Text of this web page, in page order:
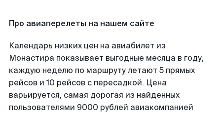
Про авиаперелеты на нашем сайте
Календарь низких цен на авиабилет из
Монастира показывает выгодные месяца в году,
каждую неделю по маршруту летают 5 прямых
рейсов и 10 рейсов с пересадкой. Цена
варьируется, самая дорогая из найденных
пользователями 9000 рублей авиакомпанией